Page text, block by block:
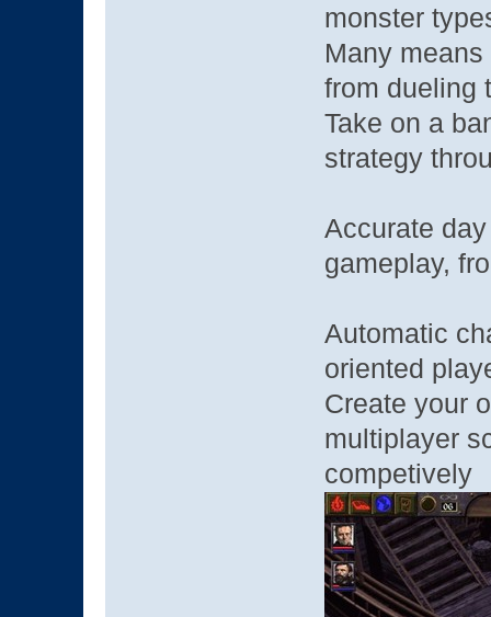
monster
Many
from dueling
Take on a
strategy
Accurate
gameplay,
Automatic
oriented
Create your
multiplayer